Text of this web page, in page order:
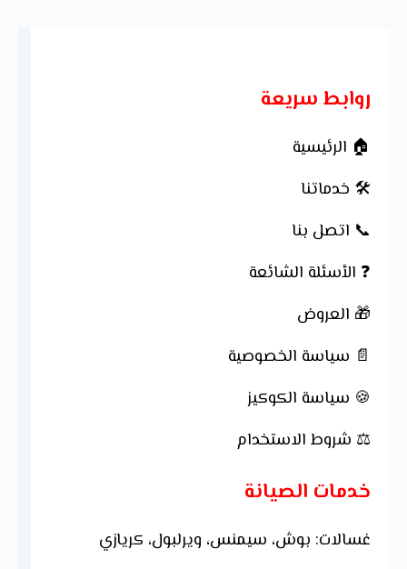
روابط سريعة
🏠 الرئيسية
🛠 خدماتنا
📞 اتصل بنا
❓ الأسئلة الشائعة
🎁 العروض
📄 سياسة الخصوصية
🍪 سياسة الكوكيز
⚖ شروط الاستخدام
خدمات الصيانة
غسالات: بوش، سيمنس، ويرلبول، كريازي